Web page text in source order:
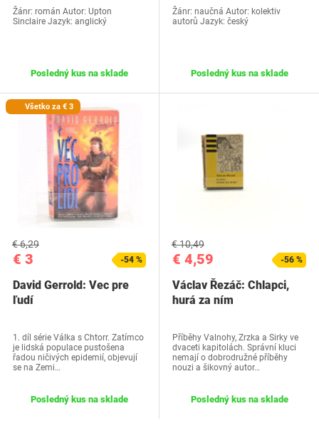
Žánr: román Autor: Upton
Sinclaire Jazyk: anglický
Posledný kus na sklade
Žánr: naučná Autor: kolektiv
autorů Jazyk: český
Posledný kus na sklade
Všetko za € 3
€ 3
€ 6,29
-54 %
David Gerrold: Vec pre
ľudí
1. díl série Válka s Chtorr. Zatímco
je lidská populace pustošena
řadou ničivých epidemií, objevují
se na Zemi…
Posledný kus na sklade
€ 4,59
€ 10,49
-56 %
Václav Řezáč: Chlapci,
hurá za ním
Příběhy Valnohy, Zrzka a Sirky ve
dvaceti kapitolách. Správní kluci
nemají o dobrodružné příběhy
nouzi a šikovný autor…
Posledný kus na sklade